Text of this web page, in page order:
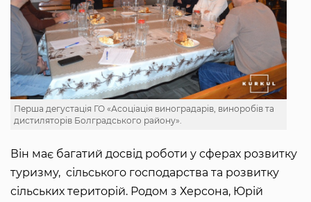
Перша дегустація ГО «Асоціація виноградарів, виноробів та
дистиляторів Болградського району».
Він має багатий досвід роботи у сферах розвитку
туризму, сільського господарства та розвитку
сільських територій. Родом з Херсона, Юрій